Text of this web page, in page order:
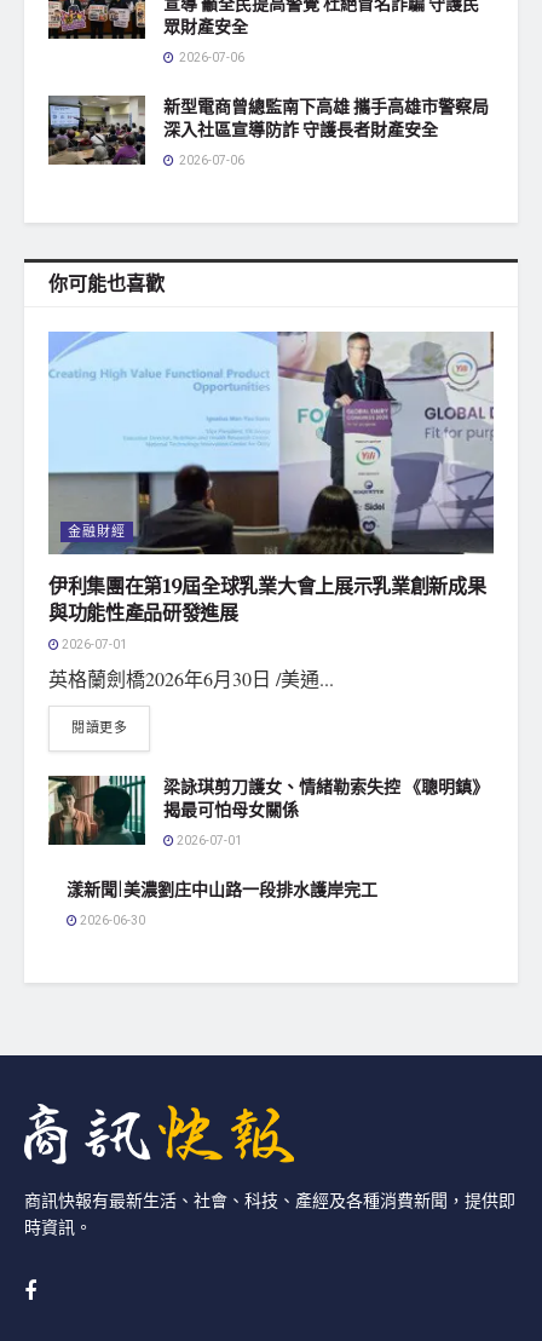
眾財產安全
2026-07-06
新型電商曾總監南下高雄 攜手高雄市警察局
深入社區宣導防詐 守護長者財產安全
2026-07-06
你可能也喜歡
金融財經
伊利集團在第19屆全球乳業大會上展示乳業創新成果
與功能性產品研發進展
2026-07-01
‌英格蘭劍橋2026年6月30日 /美通...
閱讀更多
梁詠琪剪刀護女、情緒勒索失控 《聰明鎮》
揭最可怕母女關係
2026-07-01
漾新聞|美濃劉庄中山路一段排水護岸完工
2026-06-30
商訊快報有最新生活、社會、科技、產經及各種消費新聞，提供即
時資訊。